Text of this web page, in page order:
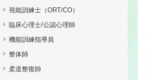
視能訓練士（ORT/CO）
臨床心理士/公認心理師
機能訓練指導員
整体師
柔道整復師